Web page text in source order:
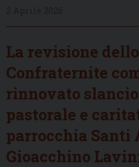
La revisione
Confraternite
rinnovato
pastorale e
parrocchia Santi
Gioacchino